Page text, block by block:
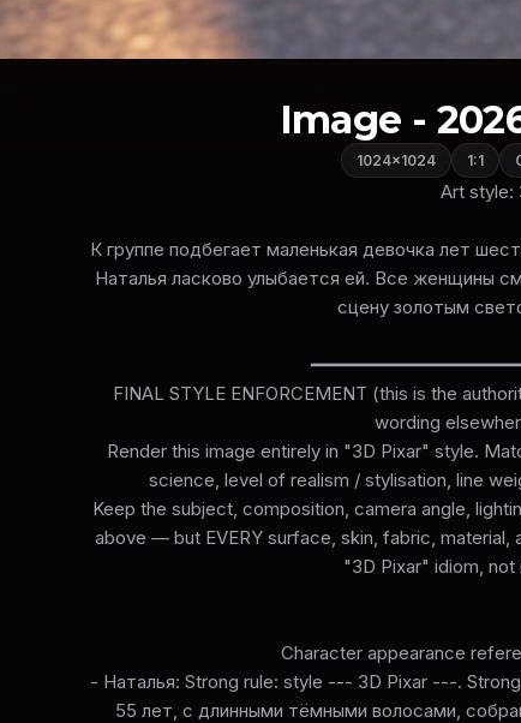
Image -
1024×1024 1:1
Art style:
К группе подбегает маленькая девочка лет
Наталья ласково улыбается ей. Все женщины
сцену золотым
FINAL STYLE ENFORCEMENT (this is the
wording
Render this image entirely in "3D Pixar" style.
science, level of realism / stylisation, line
Keep the subject, composition, camera angle,
above — but EVERY surface, skin, fabric, material,
"3D Pixar" idiom, not
Character appearance
- Наталья: Strong rule: style --- 3D Pixar ---.
55 лет, с длинными тёмными волосами,